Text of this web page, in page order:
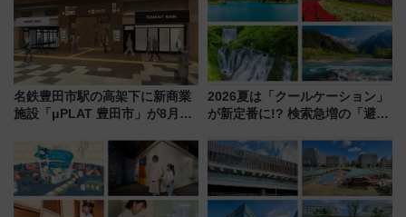
名鉄豊田市駅の高架下に新商業
施設「μPLAT 豊田市」が8月26
たな玄関口へ
2026夏は「クールケーション」
が新定番に!? 検索急増の「避暑
と移動を楽しむ、電車で行くお
すすめ観光情報も